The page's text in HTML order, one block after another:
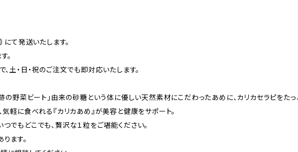
にて発送いたします。
。
、土・日・祝のご注文でも即対応いたします。
跡の野菜ビート」由来の砂糖という体に優しい天然素材にこだわったあめに、カリカセラピをた
気軽に食べれる『カリカあめ』が美容と健康をサポート。
でもどこでも、贅沢な１粒をご堪能ください。
ます。